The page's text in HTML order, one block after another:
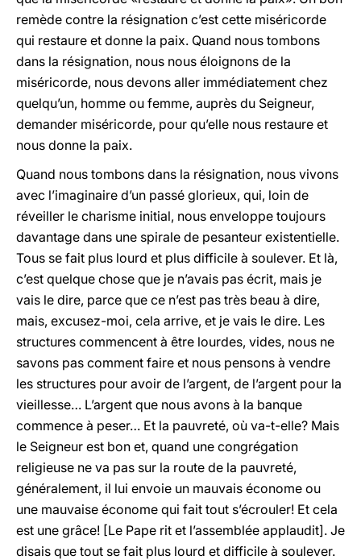
remède contre la résignation c’est cette miséricorde
qui restaure et donne la paix. Quand nous tombons
dans la résignation, nous nous éloignons de la
miséricorde, nous devons aller immédiatement chez
quelqu’un, homme ou femme, auprès du Seigneur,
demander miséricorde, pour qu’elle nous restaure et
nous donne la paix.
Quand nous tombons dans la résignation, nous vivons
avec l’imaginaire d’un passé glorieux, qui, loin de
réveiller le charisme initial, nous enveloppe toujours
davantage dans une spirale de pesanteur existentielle.
Tous se fait plus lourd et plus difficile à soulever. Et là,
c’est quelque chose que je n’avais pas écrit, mais je
vais le dire, parce que ce n’est pas très beau à dire,
mais, excusez-moi, cela arrive, et je vais le dire. Les
structures commencent à être lourdes, vides, nous ne
savons pas comment faire et nous pensons à vendre
les structures pour avoir de l’argent, de l’argent pour la
vieillesse… L’argent que nous avons à la banque
commence à peser… Et la pauvreté, où va-t-elle? Mais
le Seigneur est bon et, quand une congrégation
religieuse ne va pas sur la route de la pauvreté,
généralement, il lui envoie un mauvais économe ou
une mauvaise économe qui fait tout s’écrouler! Et cela
est une grâce! [Le Pape rit et l’assemblée applaudit]. Je
disais que tout se fait plus lourd et difficile à soulever.